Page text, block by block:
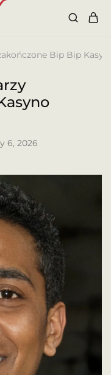
Bip Bip
6, 2026